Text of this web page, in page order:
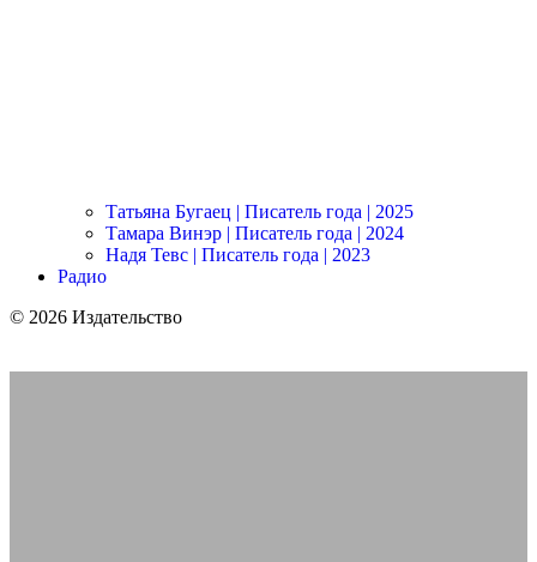
Татьяна Бугаец | Писатель года | 2025
Тамара Винэр | Писатель года | 2024
Надя Тевс | Писатель года | 2023
Радио
© 2026 Издательство